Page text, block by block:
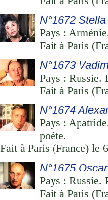
N°1672
Pays :
Fait à Paris
N°1673
Pays : Russie.
Fait à Paris
N°1674
Pays :
poète.
Fait à Paris (France) le
N°1675
Pays : Russie.
Fait à Paris